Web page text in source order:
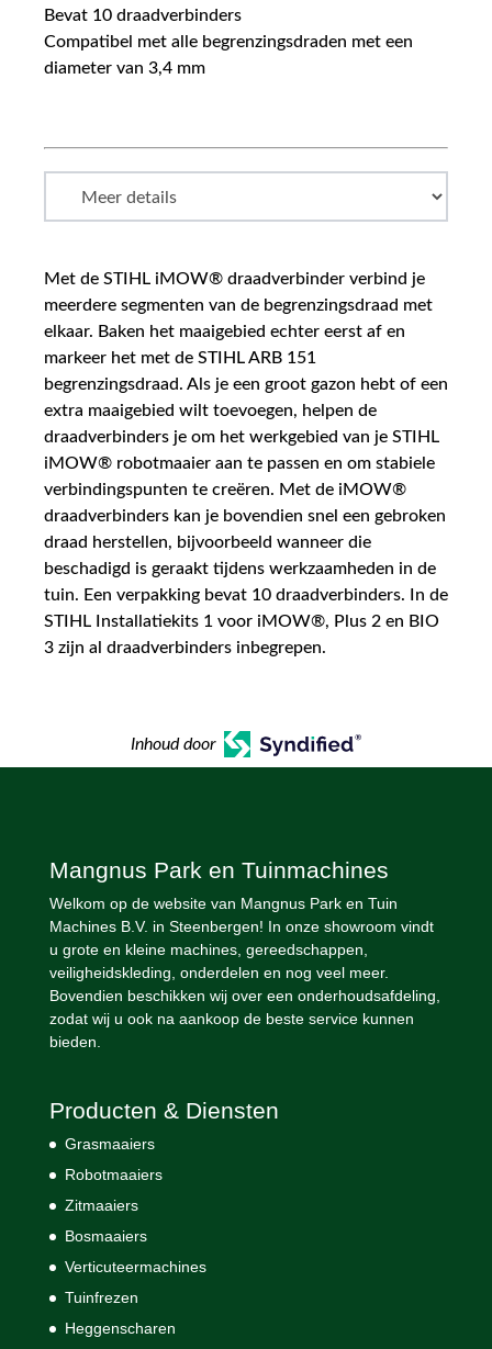
Bevat 10 draadverbinders
Compatibel met alle begrenzingsdraden met een
diameter van 3,4 mm
Met de STIHL iMOW® draadverbinder verbind je
meerdere segmenten van de begrenzingsdraad met
elkaar. Baken het maaigebied echter eerst af en
markeer het met de STIHL ARB 151
begrenzingsdraad. Als je een groot gazon hebt of een
extra maaigebied wilt toevoegen, helpen de
draadverbinders je om het werkgebied van je STIHL
iMOW® robotmaaier aan te passen en om stabiele
verbindingspunten te creëren. Met de iMOW®
draadverbinders kan je bovendien snel een gebroken
draad herstellen, bijvoorbeeld wanneer die
beschadigd is geraakt tijdens werkzaamheden in de
tuin. Een verpakking bevat 10 draadverbinders. In de
STIHL Installatiekits 1 voor iMOW®, Plus 2 en BIO
3 zijn al draadverbinders inbegrepen.
Inhoud door
Mangnus Park en Tuinmachines
Welkom op de website van Mangnus Park en Tuin
Machines B.V. in Steenbergen! In onze showroom vindt
u grote en kleine machines, gereedschappen,
veiligheidskleding, onderdelen en nog veel meer.
Bovendien beschikken wij over een onderhoudsafdeling,
zodat wij u ook na aankoop de beste service kunnen
bieden.
Producten & Diensten
Grasmaaiers
Robotmaaiers
Zitmaaiers
Bosmaaiers
Verticuteermachines
Tuinfrezen
Heggenscharen